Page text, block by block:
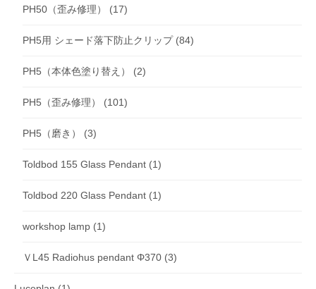
PH50（歪み修理） (17)
PH5用 シェード落下防止クリップ(84)
PH5（本体色塗り替え） (2)
PH5（歪み修理） (101)
PH5（磨き） (3)
Toldbod 155 Glass Pendant (1)
Toldbod 220 Glass Pendant (1)
workshop lamp (1)
ＶL45 Radiohus pendant Φ370 (3)